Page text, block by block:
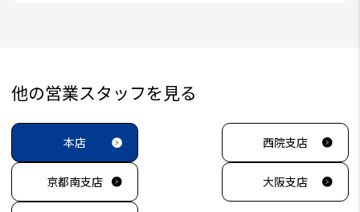
他の営業スタッフを見る
本店 西院支店
京都南支店 大阪支店